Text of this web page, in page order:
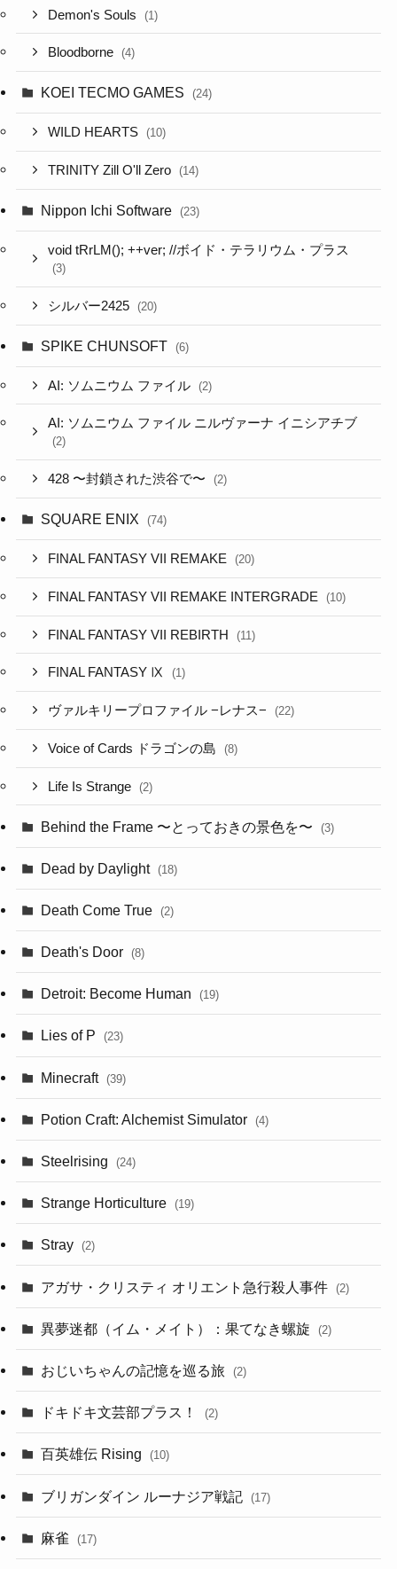
Demon's Souls (1)
Bloodborne (4)
KOEI TECMO GAMES (24)
WILD HEARTS (10)
TRINITY Zill O'll Zero (14)
Nippon Ichi Software (23)
void tRrLM(); ++ver; //ボイド・テラリウム・プラス
(3)
シルバー2425 (20)
SPIKE CHUNSOFT (6)
AI: ソムニウム ファイル (2)
AI: ソムニウム ファイル ニルヴァーナ イニシアチブ
(2)
428 〜封鎖された渋谷で〜 (2)
SQUARE ENIX (74)
FINAL FANTASY VII REMAKE (20)
FINAL FANTASY VII REMAKE INTERGRADE (10)
FINAL FANTASY VII REBIRTH (11)
FINAL FANTASY Ⅸ (1)
ヴァルキリープロファイル −レナス− (22)
Voice of Cards ドラゴンの島 (8)
Life Is Strange (2)
Behind the Frame 〜とっておきの景色を〜 (3)
Dead by Daylight (18)
Death Come True (2)
Death's Door (8)
Detroit: Become Human (19)
Lies of P (23)
Minecraft (39)
Potion Craft: Alchemist Simulator (4)
Steelrising (24)
Strange Horticulture (19)
Stray (2)
アガサ・クリスティ オリエント急行殺人事件 (2)
異夢迷都（イム・メイト）：果てなき螺旋 (2)
おじいちゃんの記憶を巡る旅 (2)
ドキドキ文芸部プラス！ (2)
百英雄伝 Rising (10)
ブリガンダイン ルーナジア戦記 (17)
麻雀 (17)